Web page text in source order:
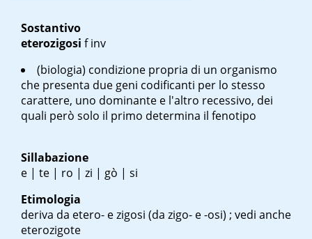
Sostantivo
eterozigosi f inv
(biologia) condizione propria di un organismo
che presenta due geni codificanti per lo stesso
carattere, uno dominante e l'altro recessivo, dei
quali però solo il primo determina il fenotipo
Sillabazione
e | te | ro | zi | gò | si
Etimologia
deriva da etero- e zigosi (da zigo- e -osi) ; vedi anche
eterozigote